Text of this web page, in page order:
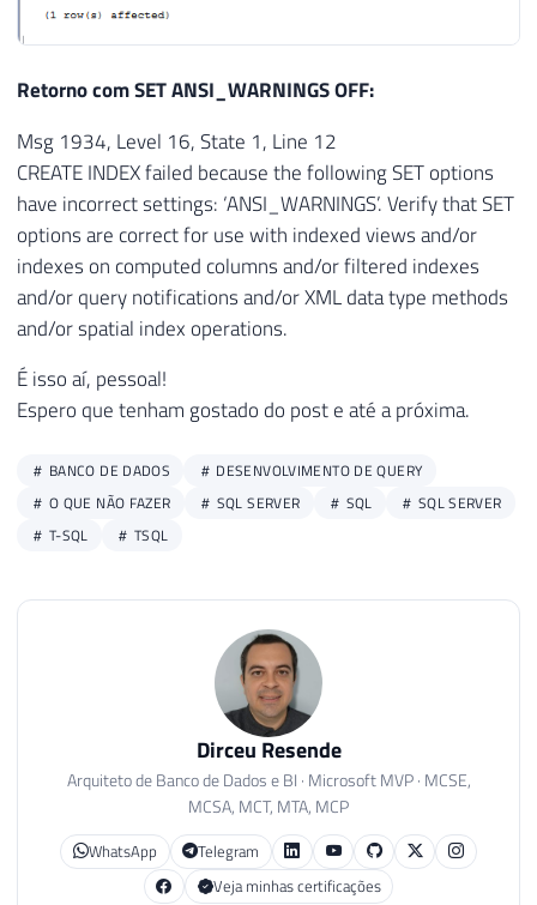
Retorno com SET ANSI_WARNINGS OFF:
Msg 1934, Level 16, State 1, Line 12
CREATE INDEX failed because the following SET options
have incorrect settings: ‘ANSI_WARNINGS’. Verify that SET
options are correct for use with indexed views and/or
indexes on computed columns and/or filtered indexes
and/or query notifications and/or XML data type methods
and/or spatial index operations.
É isso aí, pessoal!
Espero que tenham gostado do post e até a próxima.
BANCO DE DADOS
DESENVOLVIMENTO DE QUERY
O QUE NÃO FAZER
SQL SERVER SQL
SQL SERVER
T-SQL
TSQL
Dirceu Resende
Arquiteto de Banco de Dados e BI · Microsoft MVP · MCSE,
MCSA, MCT, MTA, MCP
WhatsApp
Telegram
Veja minhas certificações